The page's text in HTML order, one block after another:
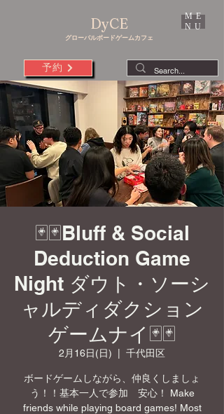
DyCE
グローバルボードゲームカフェ
予約
ME
NU
🃏🃏Bluff & Social
Deduction Game
Night ダウト・ソーシ
ャルディダクション
ゲームナイ🃏🃏
2月16日(日) 千代田区
ボードゲームしながら、仲良くしましょ
う！！基本一人で参加 安心！ Make
friends while playing board games! Most